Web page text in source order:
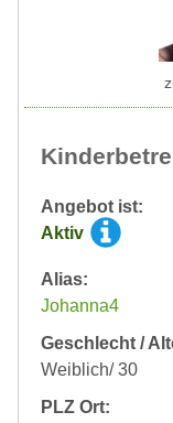
Angebot ist:
Aktiv
Alias:
Johanna4
Geschlecht /
Weiblich/ 30
PLZ Ort: